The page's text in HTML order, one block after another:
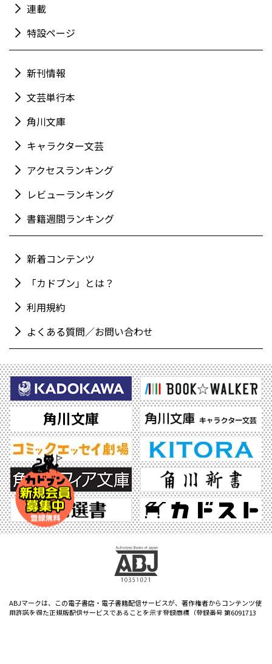
連載
特設ページ
新刊情報
文芸単行本
角川文庫
キャラクター文芸
アクセスランキング
レビューランキング
書籍週間ランキング
新着コンテンツ
「カドブン」とは？
利用規約
よくある質問／お問い合わせ
ABJマークは、この電子書店・電子書籍配信サービスが、著作権者からコンテンツ使
用許諾を得た正規版配信サービスであることを示す登録商標（登録番号 第6091713